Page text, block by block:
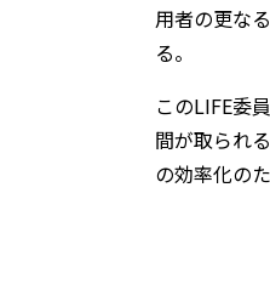
用者の更な
る。
このLIFE委
間が取られ
の効率化の